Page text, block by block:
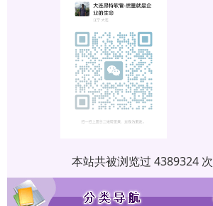
本站共被浏览过 4389324 次